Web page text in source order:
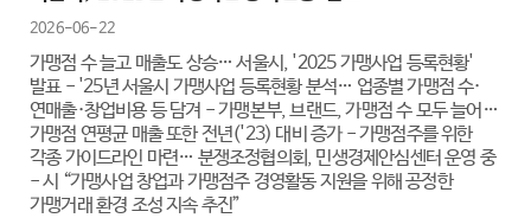
2026-06-22
가맹점 수 늘고 매출도 상승… 서울시, '2025 가맹사업 등록현황'
발표 - '25년 서울시 가맹사업 등록현황 분석… 업종별 가맹점 수·
연매출·창업비용 등 담겨 - 가맹본부, 브랜드, 가맹점 수 모두 늘어…
가맹점 연평균 매출 또한 전년('23) 대비 증가 - 가맹점주를 위한
각종 가이드라인 마련… 분쟁조정협의회, 민생경제안심센터 운영 중
- 시 “가맹사업 창업과 가맹점주 경영활동 지원을 위해 공정한
가맹거래 환경 조성 지속 추진”